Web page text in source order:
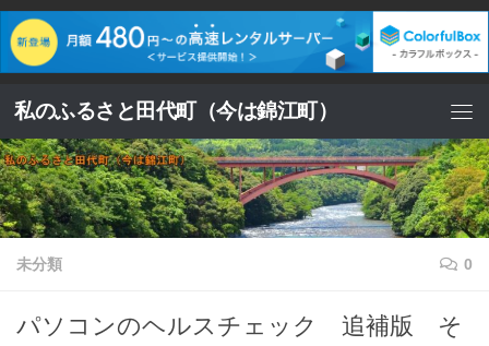
コンテンツへスキップ
私のふるさと田代町（今は錦江町）
未分類 0
パソコンのヘルスチェック 追補版 そ